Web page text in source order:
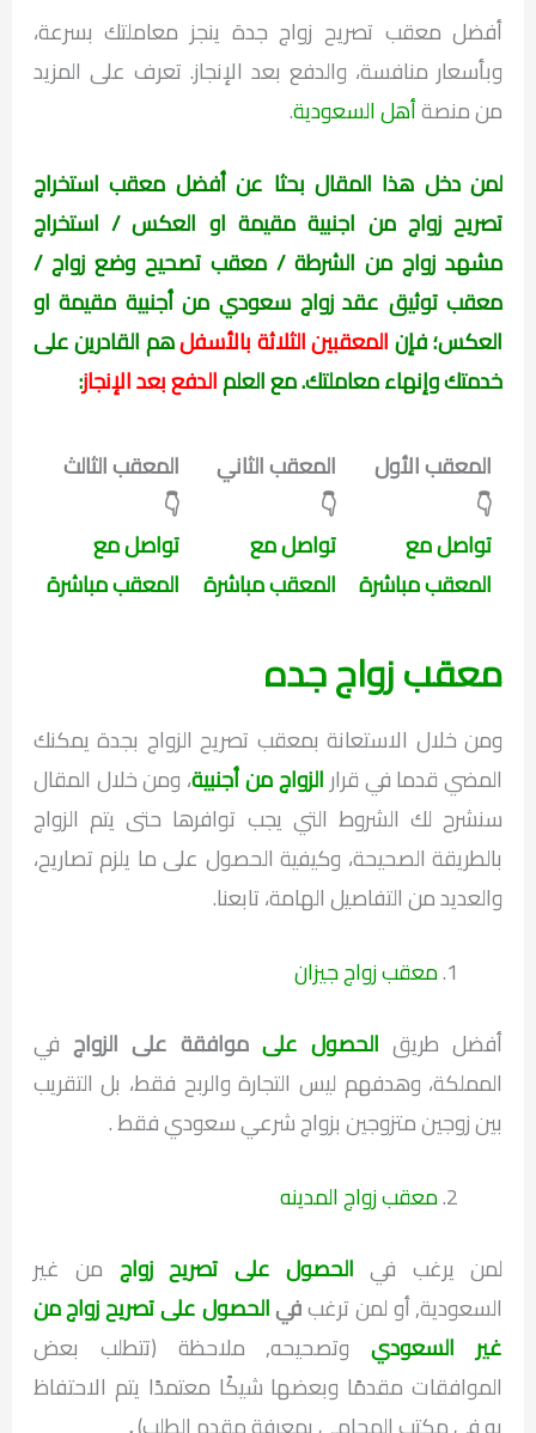
أفضل معقب تصريح زواج جدة ينجز معاملتك بسرعة،
وبأسعار منافسة، والدفع بعد الإنجاز. تعرف على المزيد
من منصةأهل السعودية.
لمن دخل هذا المقال بحثا عن أفضل معقب استخراج
تصريح زواج من اجنبية مقيمة او العكس/ استخراج
مشهد زواج من الشرطة / معقب تصحيح وضع زواج /
معقب توثيق عقد زواج سعودي من أجنبية مقيمة او
العكس؛ فإنالمعقبين الثلاثة بالأسفلهم القادرين على
خدمتك وإنهاء معاملتك. مع العلمالدفع بعد الإنجاز:
المعقب الأول
👇
تواصل مع
المعقب مباشرة
المعقب الثاني
👇
تواصل مع
المعقب مباشرة
المعقب الثالث
👇
تواصل مع
المعقب مباشرة
معقب زواج جده
ومن خلال الاستعانة بمعقب تصريح الزواج بجدة يمكنك
المضي قدما في قرارالزواج من أجنبية، ومن خلال المقال
سنشرح لك الشروط التي يجب توافرها حتى يتم الزواج
بالطريقة الصحيحة، وكيفية الحصول على ما يلزم تصاريح،
والعديد من التفاصيل الهامة، تابعنا.
معقب زواج جيزان
أفضل طريقالحصول علىموافقة على الزواج في
المملكة، وهدفهم ليس التجارة والربح فقط، بل التقريب
بين زوجين متزوجين بزواج شرعي سعودي فقط .
معقب زواج المدينه
لمن يرغب في الحصول على تصريح زواج من غير
السعودية, أو لمن ترغبفيالحصول على تصريح زواج من
غير السعوديوتصحيحه, ملاحظة (تتطلب بعض
الموافقات مقدمًا وبعضها شيكًا معتمدًا يتم الاحتفاظ